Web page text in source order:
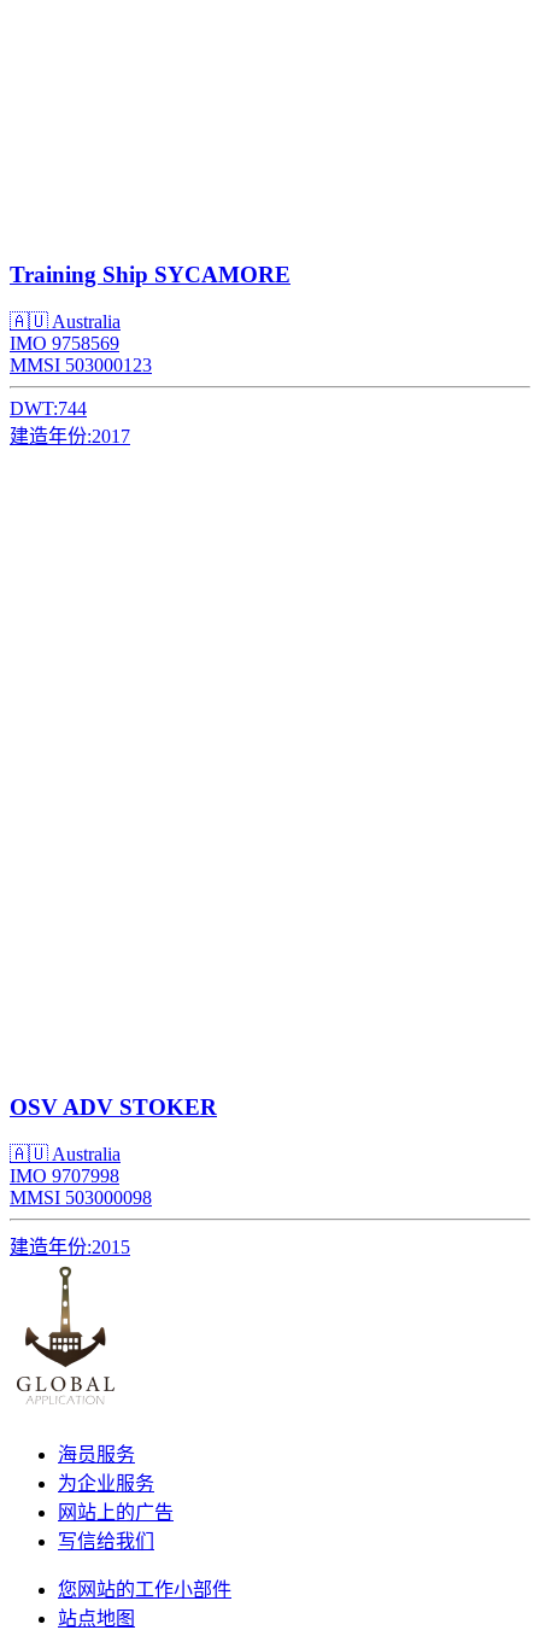
Training Ship SYCAMORE
🇦🇺 Australia
IMO 9758569
MMSI 503000123
DWT:744
建造年份:2017
OSV ADV STOKER
🇦🇺 Australia
IMO 9707998
MMSI 503000098
建造年份:2015
海员服务
为企业服务
网站上的广告
写信给我们
您网站的工作小部件
站点地图